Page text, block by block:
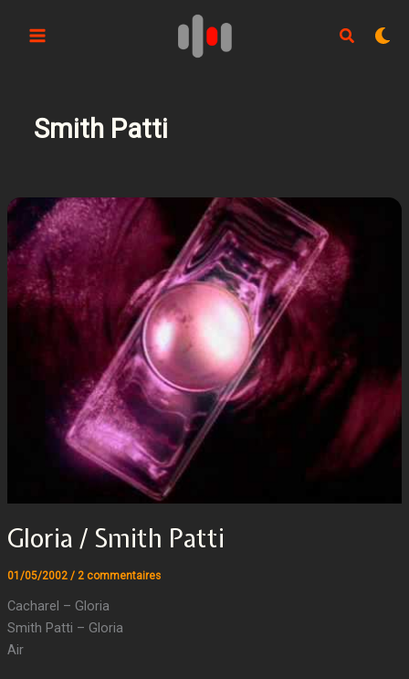
Smith Patti
Gloria / Smith Patti
01/05/2002 / 2 commentaires
Cacharel – Gloria
Smith Patti – Gloria
Air